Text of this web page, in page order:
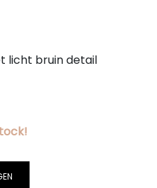
licht bruin detail